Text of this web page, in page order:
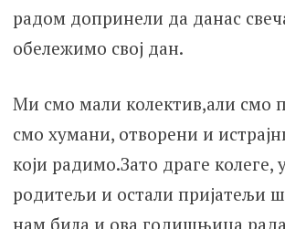
радом допринели да данас
обележимо свој дан.
Ми смо мали колектив,али смо
смо хумани, отворени и
који радимо.Зато драге колеге,
родитељи и остали пријатељи
нам била и ова годишњица